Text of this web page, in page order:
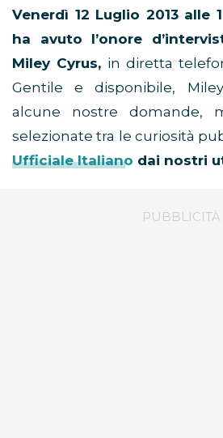
Venerdì 12 Luglio 2013 alle
ha avuto l’onore
Miley Cyrus, in diretta
Gentile e disponibile,
alcune nostre domande,
selezionate tra le curiosità
Ufficiale Italiano dai nostri